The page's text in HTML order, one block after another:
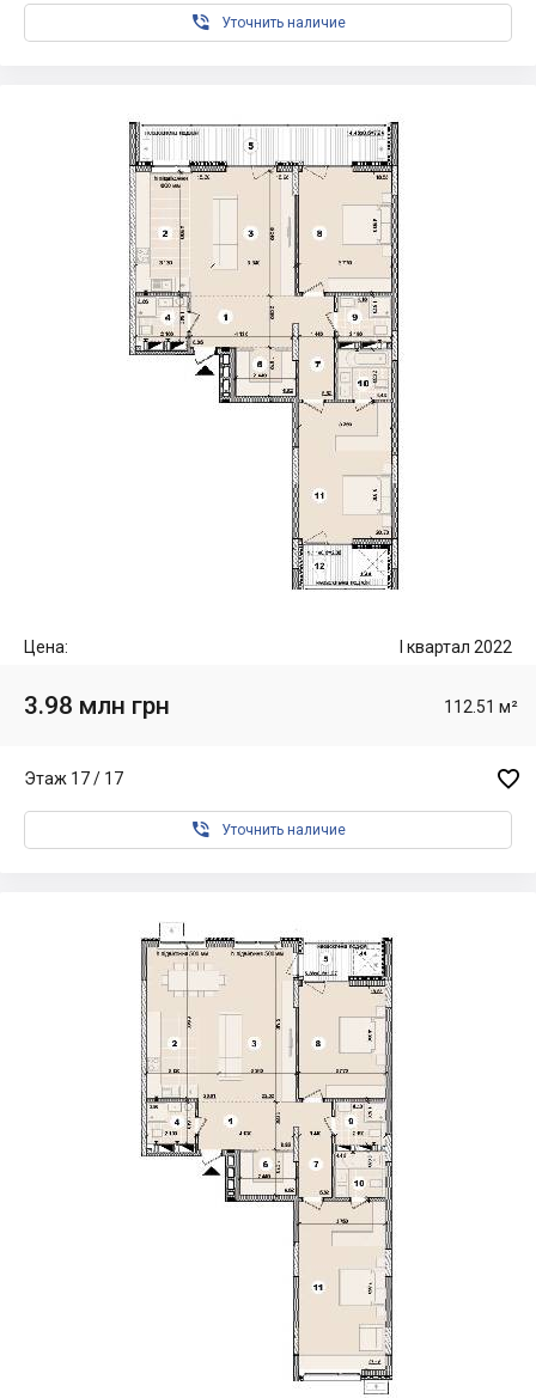
 Уточнить наличие
Цена: I квартал 2022
3.98 млн грн 112.51 м²
Этаж 17 / 17 
 Уточнить наличие